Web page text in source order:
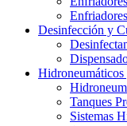
Desinfección y
Hidroneumáticos
Tanques
Sistemas